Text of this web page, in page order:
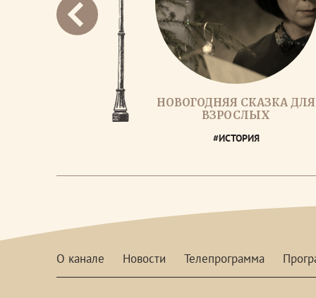
НОВОГОДНЯЯ СКАЗКА ДЛЯ
ВЗРОСЛЫХ
#ИСТОРИЯ
О канале Новости Телепрограмма